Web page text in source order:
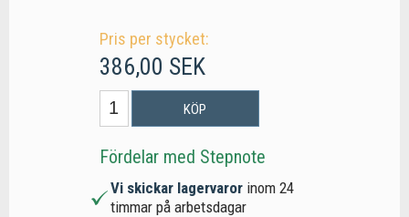
Pris per stycket:
386,00 SEK
KÖP
Fördelar med Stepnote
Vi skickar lagervaror inom 24
timmar på arbetsdagar